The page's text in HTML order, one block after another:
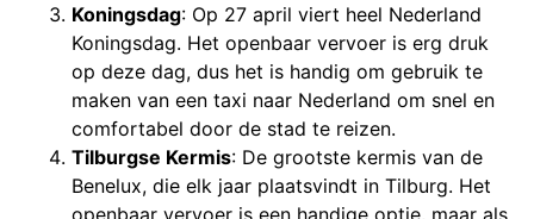
Koningsdag: Op 27 april viert heel Nederland
Koningsdag. Het openbaar vervoer is erg druk
op deze dag, dus het is handig om gebruik te
maken van een taxi naar Nederland om snel en
comfortabel door de stad te reizen.
Tilburgse Kermis: De grootste kermis van de
Benelux, die elk jaar plaatsvindt in Tilburg. Het